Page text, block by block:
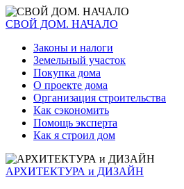
СВОЙ ДОМ. НАЧАЛО
Законы и налоги
Земельный участок
Покупка дома
О проекте дома
Организация строительства
Как сэкономить
Помощь эксперта
Как я строил дом
АРХИТЕКТУРА и ДИЗАЙН